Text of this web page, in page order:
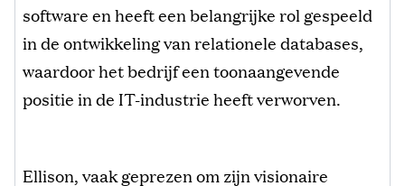
software en heeft een belangrijke rol gespeeld
in de ontwikkeling van relationele databases,
waardoor het bedrijf een toonaangevende
positie in de IT-industrie heeft verworven.
Ellison, vaak geprezen om zijn visionaire